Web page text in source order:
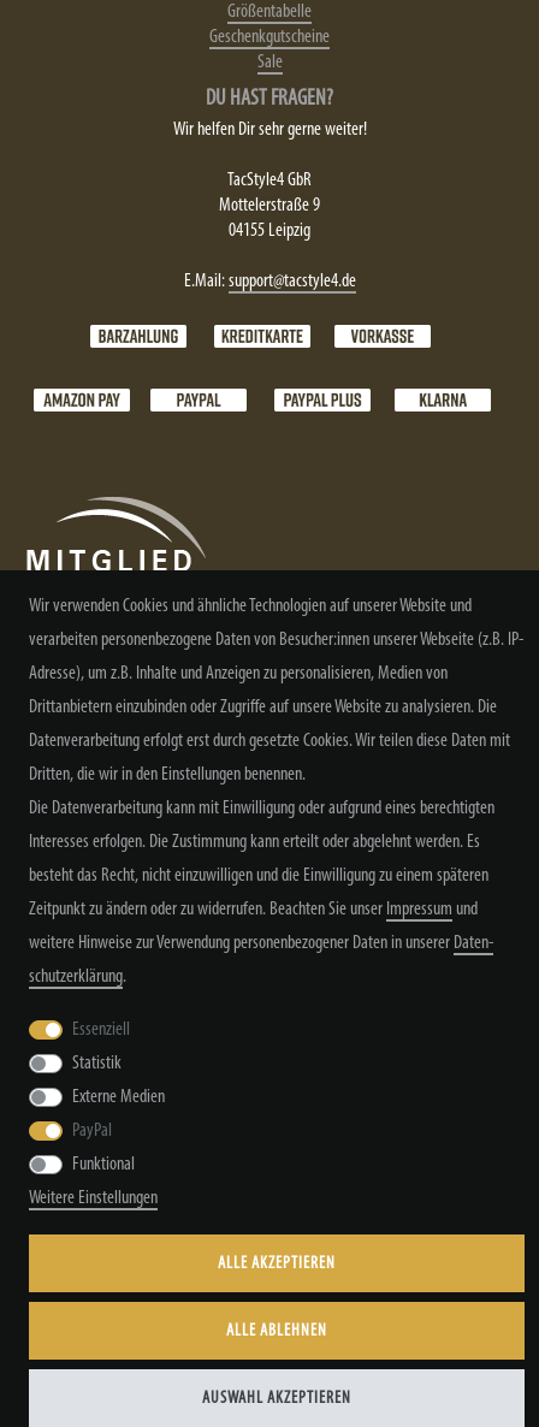
Größentabelle
Geschenkgutscheine
Sale
DU HAST FRAGEN?
Wir helfen Dir sehr gerne weiter!
TacStyle4 GbR
Mottelerstraße 9
04155 Leipzig
E.Mail:support@tacstyle4.de
NEWSLETTER ABONNIEREN
Daten­schutz­erklärung
Wir verwenden Cookies und ähnliche Technologien auf unserer Website und
verarbeiten personenbezogene Daten von Besucher:innen unserer Webseite (z.B. IP-
Adresse), um z.B. Inhalte und Anzeigen zu personalisieren, Medien von
Drittanbietern einzubinden oder Zugriffe auf unsere Website zu analysieren. Die
Datenverarbeitung erfolgt erst durch gesetzte Cookies. Wir teilen diese Daten mit
Dritten, die wir in den Einstellungen benennen.
Die Datenverarbeitung kann mit Einwilligung oder aufgrund eines berechtigten
Interesses erfolgen. Die Zustimmung kann erteilt oder abgelehnt werden. Es
besteht das Recht, nicht einzuwilligen und die Einwilligung zu einem späteren
Zeitpunkt zu ändern oder zu widerrufen. Beachten Sie unser Impressum und
weitere Hinweise zur Verwendung personenbezogener Daten in unserer Daten­
schutz­erklärung.
Essenziell
Statistik
Externe Medien
PayPal
Funktional
Weitere Einstellungen
ALLE AKZEPTIEREN
ALLE ABLEHNEN
AUSWAHL AKZEPTIEREN